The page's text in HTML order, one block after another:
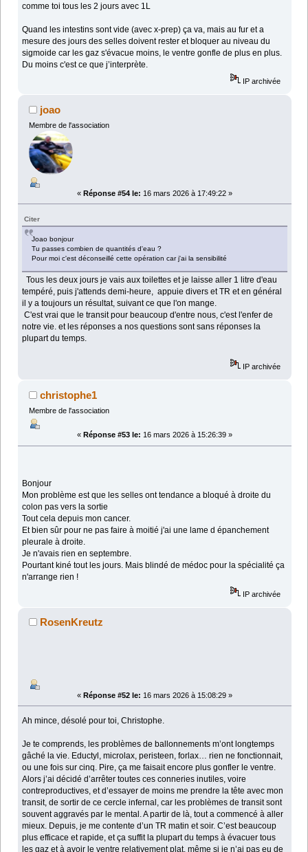
comme toi tous les 2 jours avec 1L
Quand les intestins sont vide (avec x-prep) ça va, mais au fur et a
mesure des jours des selles doivent rester et bloquer au niveau du
sigmoide car les gaz s'évacue moins, le ventre gonfle de plus en plus.
Du moins c'est ce que j’interprète.
IP archivée
joao
Membre de l'association
« Réponse #54 le: 16 mars 2026 à 17:49:22 »
Citer
Joao bonjour
Tu passes combien de quantités d'eau ?
Pour moi c'est déconseillé cette opération car j'ai la sensibilité
Tous les deux jours je vais aux toilettes et je laisse aller 1 litre d'eau
tempéré, puis j'attends demi-heure, appuie divers et TR et en général
il y a toujours un résultat, suivant ce que l'on mange.
C'est vrai que le transit pour beaucoup d'entre nous, c'est l'enfer de
notre vie. et les réponses a nos questions sont sans réponses la
plupart du temps.
IP archivée
christophe1
Membre de l'association
« Réponse #53 le: 16 mars 2026 à 15:26:39 »
Bonjour
Mon problème est que les selles ont tendance a bloqué à droite du
colon pas vers la sortie
Tout cela depuis mon cancer.
Et bien sûr pour ne pas faire à moitié j'ai une lame d épanchement
pleurale à droite.
Je n'avais rien en septembre.
Pourtant kiné tout les jours. Mais blindé de médoc pour la spécialité ça
n'arrange rien !
IP archivée
RosenKreutz
« Réponse #52 le: 16 mars 2026 à 15:08:29 »
Ah mince, désolé pour toi, Christophe.
Je te comprends, les problèmes de ballonnements m’ont longtemps
gâché la vie. Eductyl, microlax, peristeen, forlax… rien ne fonctionnait,
ou une fois sur cinq. Pire, ça me faisait encore plus gonfler le ventre.
Alors j’ai décidé d’arrêter toutes ces conneries inutiles, voire
contreproductives, et d’essayer de moins me prendre la tête avec mon
transit, de sortir de ce cercle infernal, car les problèmes de transit sont
souvent aggravés par le mental. A partir de là, tout a commencé à aller
mieux. Depuis, je me contente d’un TR matin et soir. C’est beaucoup
plus efficace et rapide, et ça suffit la plupart du temps à évacuer tous
les gaz et à avoir le ventre relativement plat, même si je n’ai pas eu de